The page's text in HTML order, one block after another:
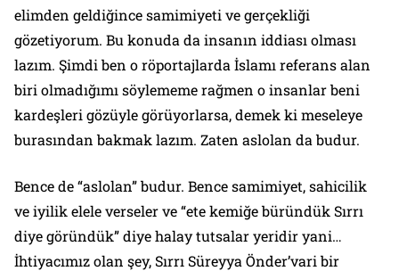
elimden geldiğince samimiyeti ve gerçekliği
gözetiyorum. Bu konuda da insanın iddiası olması
lazım. Şimdi ben o röportajlarda İslamı referans alan
biri olmadığımı söylememe rağmen o insanlar beni
kardeşleri gözüyle görüyorlarsa, demek ki meseleye
burasından bakmak lazım. Zaten aslolan da budur.
Bence de “aslolan” budur. Bence samimiyet, sahicilik
ve iyilik elele verseler ve “ete kemiğe büründük Sırrı
diye göründük” diye halay tutsalar yeridir yani…
İhtiyacımız olan şey, Sırrı Süreyya Önder’vari bir